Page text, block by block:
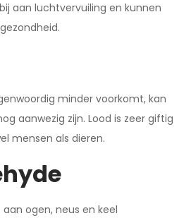
aan luchtvervuiling en kunnen
minder voorkomt, kan
aanwezig zijn. Lood is zeer giftig
mensen als dieren.
ogen, neus en keel